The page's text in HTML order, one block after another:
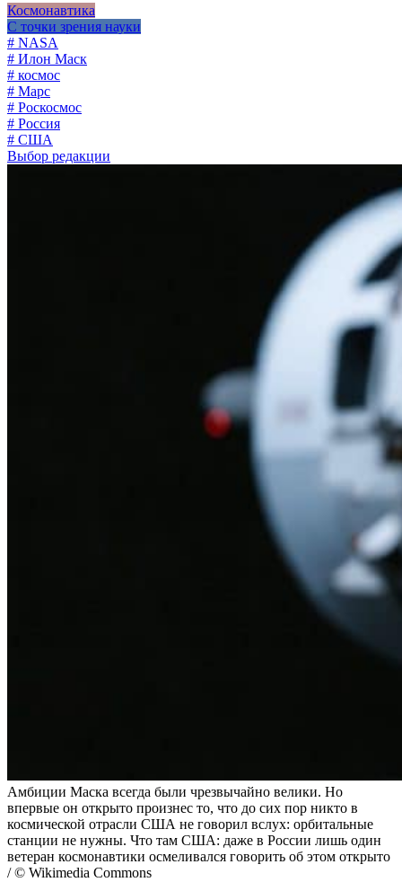
Космонавтика
С точки зрения науки
# NASA
# Илон Маск
# космос
# Марс
# Роскосмос
# Россия
# США
Выбор редакции
Амбиции Маска всегда были чрезвычайно велики. Но
впервые он открыто произнес то, что до сих пор никто в
космической отрасли США не говорил вслух: орбитальные
станции не нужны. Что там США: даже в России лишь один
ветеран космонавтики осмеливался говорить об этом открыто
/ © Wikimedia Commons